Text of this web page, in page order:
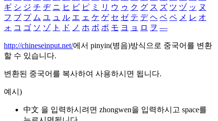
ギ シ ジ チ ヂ ニ ヒ ビ ピ ミ リ ウ ゥ ク グ ス ズ ツ ヅ ッ ヌ
フ ブ プ ム ユ ュ ル エ ェ ケ ゲ セ ゼ テ デ ヘ ベ ペ メ レ オ
ォ コ ゴ ソ ゾ ト ド ノ ホ ボ ポ モ ヨ ョ ロ ヲ ―
http://chineseinput.net/에서 pinyin(병음)방식으로 중국어를 변환
할 수 있습니다.
변환된 중국어를 복사하여 사용하시면 됩니다.
예시)
中文 을 입력하시려면 zhongwen을 입력하시고 space를